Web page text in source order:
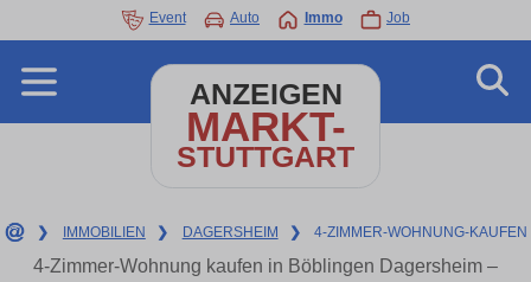
Event Auto Immo Job
ANZEIGEN
MARKT-
STUTTGART
❯ IMMOBILIEN ❯ DAGERSHEIM ❯ 4-ZIMMER-WOHNUNG-KAUFEN
4-Zimmer-Wohnung kaufen in Böblingen Dagersheim –